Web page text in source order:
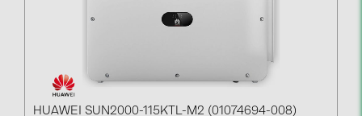
HUAWEI SUN2000-115KTL-M2 (01074694-008)